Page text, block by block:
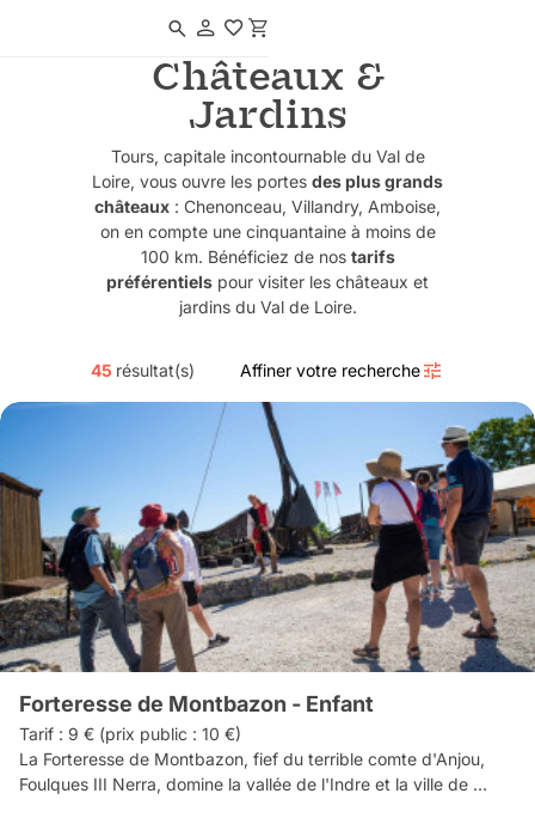
Châteaux &
Jardins
Tours, capitale incontournable du Val de
Loire, vous ouvre les portes des plus grands
châteaux : Chenonceau, Villandry, Amboise,
on en compte une cinquantaine à moins de
100 km. Bénéficiez de nos tarifs
préférentiels pour visiter les châteaux et
jardins du Val de Loire.
45 résultat(s) Affiner votre recherche
Forteresse de Montbazon - Enfant
Tarif : 9 € (prix public : 10 €)
La Forteresse de Montbazon, fief du terrible comte d'Anjou,
Foulques III Nerra, domine la vallée de l'Indre et la ville de